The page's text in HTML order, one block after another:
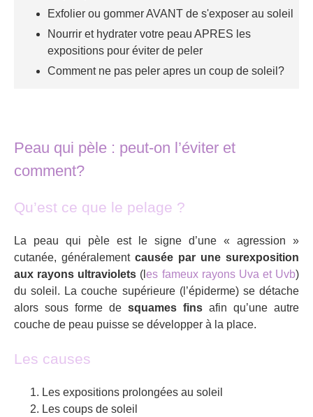
Exfolier ou gommer AVANT de s'exposer au soleil
Nourrir et hydrater votre peau APRES les
expositions pour éviter de peler
Comment ne pas peler apres un coup de soleil?
Peau qui pèle : peut-on l’éviter et
comment?
Qu’est ce que le pelage ?
La peau qui pèle est le signe d’une « agression »
cutanée, généralement causée par une surexposition
aux rayons ultraviolets (les fameux rayons Uva et Uvb)
du soleil. La couche supérieure (l’épiderme) se détache
alors sous forme de squames fins afin qu’une autre
couche de peau puisse se développer à la place.
Les causes
Les expositions prolongées au soleil
Les coups de soleil